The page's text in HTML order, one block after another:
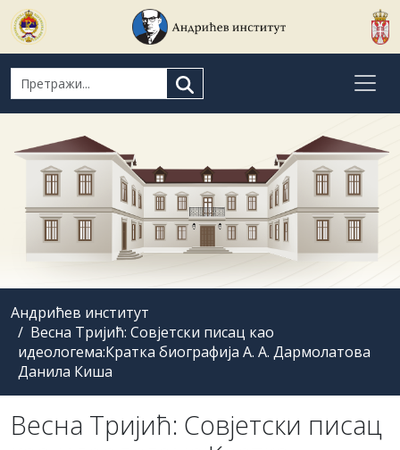
Search for:
Андрићев институт
Весна Тријић: Совјетски писац као
идеологема:Кратка биографија А. А. Дармолатова
Данила Киша
Весна Тријић: Совјетски писац